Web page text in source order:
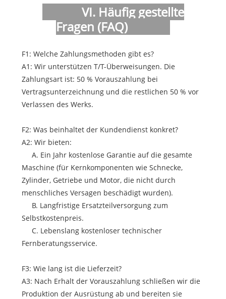
VI. Häufig gestellte
Fragen (FAQ)
F1: Welche Zahlungsmethoden gibt es?
A1: Wir unterstützen T/T-Überweisungen. Die
Zahlungsart ist: 50 % Vorauszahlung bei
Vertragsunterzeichnung und die restlichen 50 % vor
Verlassen des Werks.
F2: Was beinhaltet der Kundendienst konkret?
A2: Wir bieten:
A. Ein Jahr kostenlose Garantie auf die gesamte
Maschine (für Kernkomponenten wie Schnecke,
Zylinder, Getriebe und Motor, die nicht durch
menschliches Versagen beschädigt wurden).
B. Langfristige Ersatzteilversorgung zum
Selbstkostenpreis.
C. Lebenslang kostenloser technischer
Fernberatungsservice.
F3: Wie lang ist die Lieferzeit?
A3: Nach Erhalt der Vorauszahlung schließen wir die
Produktion der Ausrüstung ab und bereiten sie